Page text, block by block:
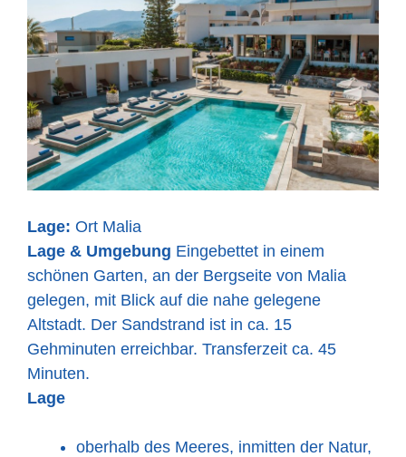
Lage: Ort Malia
Lage & Umgebung Eingebettet in einem
schönen Garten, an der Bergseite von Malia
gelegen, mit Blick auf die nahe gelegene
Altstadt. Der Sandstrand ist in ca. 15
Gehminuten erreichbar. Transferzeit ca. 45
Minuten.
Lage
oberhalb des Meeres, inmitten der Natur,